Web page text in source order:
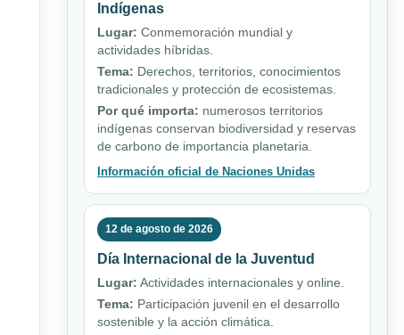
Indígenas
Lugar: Conmemoración mundial y
actividades híbridas.
Tema: Derechos, territorios, conocimientos
tradicionales y protección de ecosistemas.
Por qué importa: numerosos territorios
indígenas conservan biodiversidad y reservas
de carbono de importancia planetaria.
Información oficial de Naciones Unidas
12 de agosto de 2026
Día Internacional de la Juventud
Lugar: Actividades internacionales y online.
Tema: Participación juvenil en el desarrollo
sostenible y la acción climática.